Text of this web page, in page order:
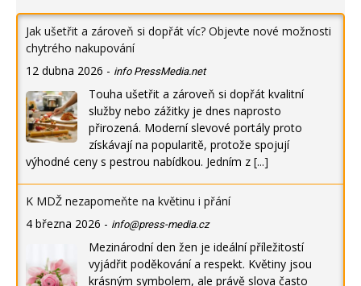
Jak ušetřit a zároveň si dopřát víc? Objevte nové možnosti
chytrého nakupování
12 dubna 2026 - info PressMedia.net
Touha ušetřit a zároveň si dopřát kvalitní
služby nebo zážitky je dnes naprosto
přirozená. Moderní slevové portály proto
získávají na popularitě, protože spojují
výhodné ceny s pestrou nabídkou. Jedním z [...]
K MDŽ nezapomeňte na květinu i přání
4 března 2026 - info@press-media.cz
Mezinárodní den žen je ideální příležitostí
vyjádřit poděkování a respekt. Květiny jsou
krásným symbolem, ale právě slova často